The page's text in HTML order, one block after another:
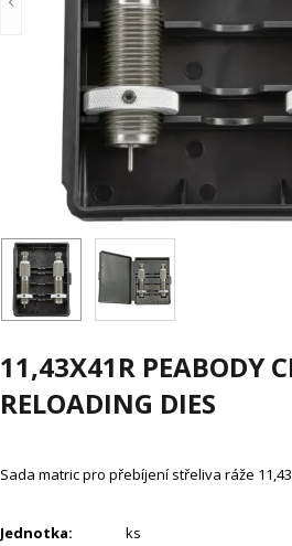
11,43X41R PEABODY
RELOADING DIES
Sada matric pro přebíjení střeliva ráže
Jednotka:
ks